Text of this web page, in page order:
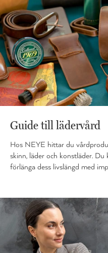
Guide till lädervård
Hos NEYE hittar du
skinn, läder och konstläder.
förlänga dess livslängd med